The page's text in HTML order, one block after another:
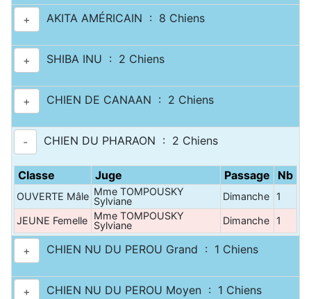
+ AKITA AMÉRICAIN : 8 Chiens
+ SHIBA INU : 2 Chiens
+ CHIEN DE CANAAN : 2 Chiens
- CHIEN DU PHARAON : 2 Chiens
Classe Juge Passage Nb
OUVERTE Mâle Mme TOMPOUSKY
Sylviane
Dimanche 1
JEUNE Femelle Mme TOMPOUSKY
Sylviane
Dimanche 1
+ CHIEN NU DU PEROU Grand : 1 Chiens
+ CHIEN NU DU PEROU Moyen : 1 Chiens